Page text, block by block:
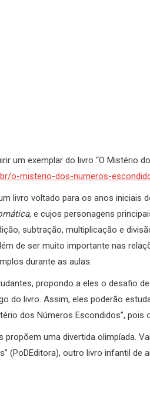
um exemplar do livro “O Mistério
o-misterio-dos-numeros-
livro voltado para os anos iniciais
, e cujos personagens
subtração, multiplicação e
de ser muito importante nas
durante as aulas.
propondo a eles o desafio
do livro. Assim, eles poderão
dos Números Escondidos”,
uma divertida olimpíada.
(PoDEditora), outro livro infantil